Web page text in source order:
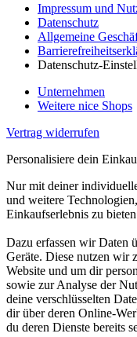
Impressum und
Datenschutz
Allgemeine
Datenschutz-
Unternehmen
Weitere nice Shops
Vertrag widerrufen
Personalisiere dein
Nur mit deiner
und weitere
Einkaufserlebnis zu
Dazu erfassen wir Daten
Geräte. Diese nutzen wir
Website und um dir
sowie zur Analyse der
deine verschlüsselten
dir über deren Online-
du deren Dienste bereits